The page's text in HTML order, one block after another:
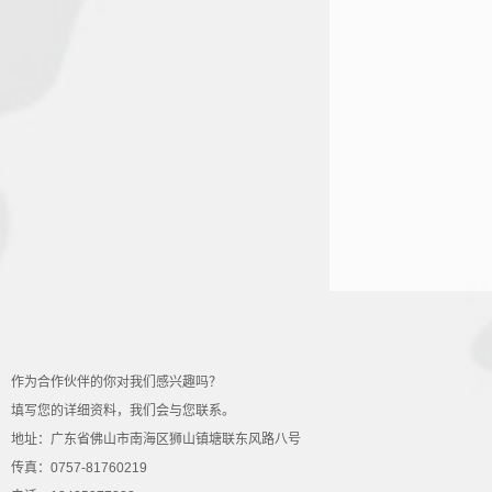
作为合作伙伴的你对我们感兴趣吗？
填写您的详细资料，我们会与您联系。
地址：广东省佛山市南海区狮山镇塘联东风路八号
传真：0757-81760219